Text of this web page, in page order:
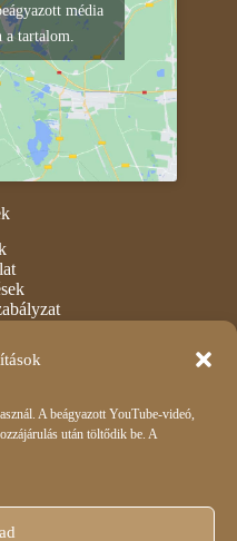
A beágyazott YouTube-videó,
után töltődik be. A
média
tartalom.